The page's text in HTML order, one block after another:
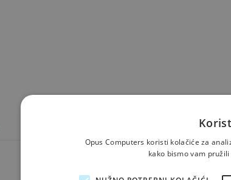
Opus Computers koristi kolačiće za
kako bismo vam